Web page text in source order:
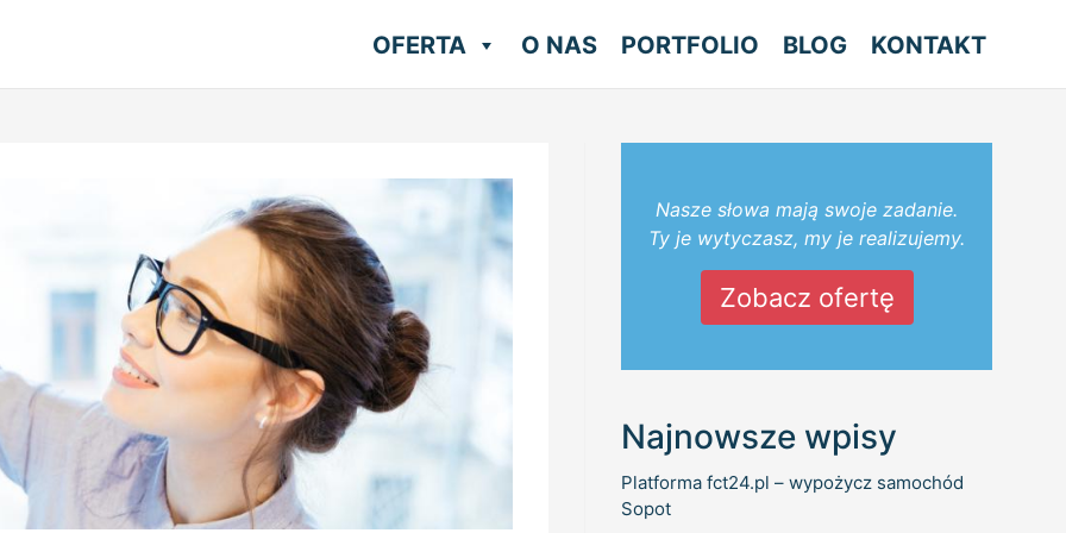
OFERTA O NAS PORTFOLIO BLOG KONTAKT
Nasze słowa mają swoje zadanie.
Ty je wytyczasz, my je realizujemy.
Zobacz ofertę
Najnowsze wpisy
Platforma fct24.pl – wypożycz samochód
Sopot